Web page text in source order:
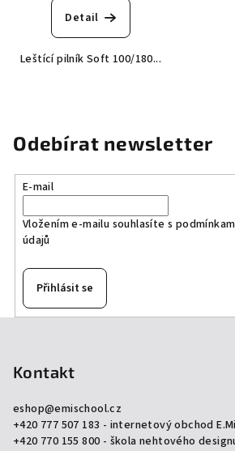
produktu
z
Detail
Leštící pilník Soft 100/180...
Odebírat newsletter
E-mail
Vložením e-mailu souhlasíte s
údajů
Přihlásit se
Kontakt
eshop@emischool.cz
+420 777 507 183 - internetový obchod E.Mi
+420 770 155 800 - škola nehtového